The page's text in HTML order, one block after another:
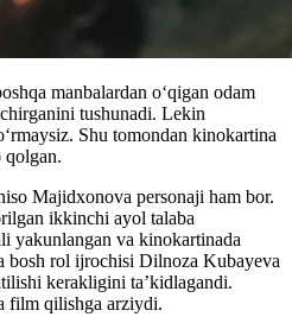
manbalardan oʻqigan odam
tushunadi. Lekin
Shu tomondan kinokartina
qolgan.
Majidxonova personaji ham bor.
ikkinchi ayol talaba
yakunlangan va kinokartinada
bosh rol ijrochisi Dilnoza Kubayeva
kerakligini ta’kidlagandi.
film qilishga arziydi.